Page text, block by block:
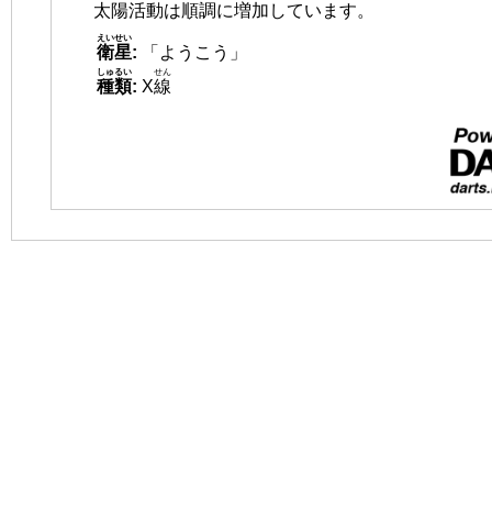
太陽活動は順調に増加しています。
衛星
えいせい
:
「ようこう」
種類
しゅるい
: X線
せん